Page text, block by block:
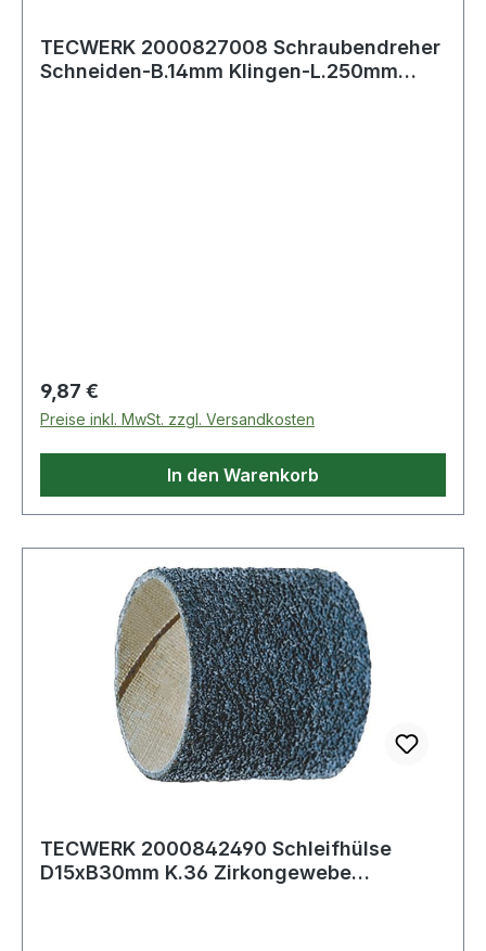
TECWERK 2000827008 Schraubendreher
Schneiden-B.14mm Klingen-L.250mm
Regulärer Preis:
9,87 €
Preise inkl. MwSt. zzgl. Versandkosten
In den Warenkorb
TECWERK 2000842490 Schleifhülse
D15xB30mm K.36 Zirkongewebe